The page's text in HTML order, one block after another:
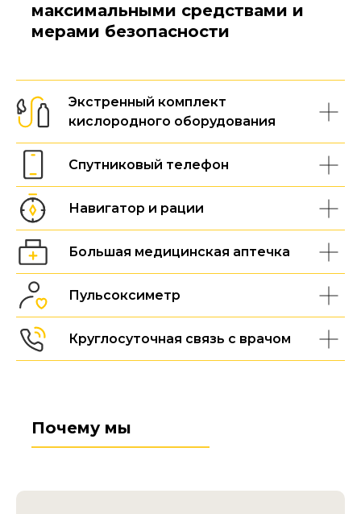
максимальными средствами и
мерами безопасности
Экстренный комплект
кислородного оборудования
Спутниковый телефон
Навигатор и рации
Большая медицинская аптечка
Пульсоксиметр
Круглосуточная связь с врачом
Почему мы